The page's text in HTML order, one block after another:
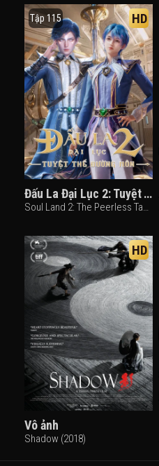
Tập 115 HD
Đấu La Đại Lục 2: Tuyệt Thế Đường Môn
Soul Land 2: The Peerless Tang Clan (2023)
HD
Vô ảnh
Shadow (2018)